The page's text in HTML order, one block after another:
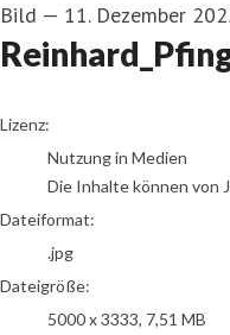
Bild — 11. Dezember
go to media item
Lizenz:
Nutzung in Medien
Die Inhalte können von
Dateiformat:
.jpg
Dateigröße:
5000 x 3333, 7,51 MB